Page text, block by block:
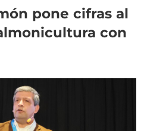
pone cifras al
con